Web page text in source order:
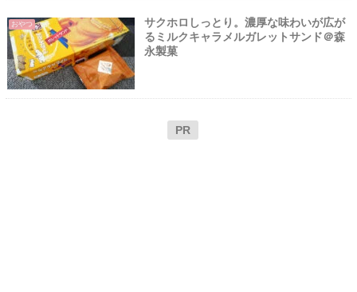
おやつ
サクホロしっとり。濃厚な味わいが広が
るミルクキャラメルガレットサンド＠森
永製菓
PR